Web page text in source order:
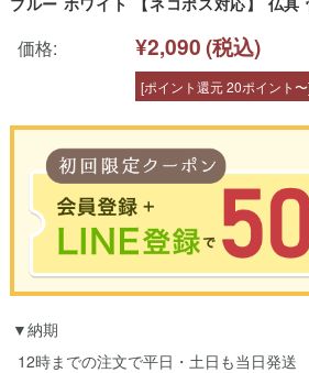
水子供養 天使ママ 袋 カバー パーソナル
価格: ¥2,090(税込)
[ポイント還元 20ポイント
LINEのアカウントを使って簡単に会員登録＆ログイ
納期
12時までの注文で平日・土日も当日発送